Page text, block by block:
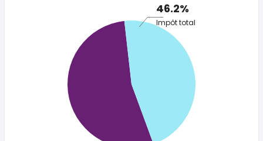
46.2%
Impôt total